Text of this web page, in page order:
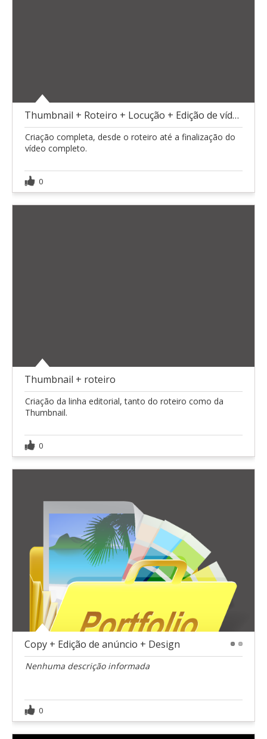
Thumbnail + Roteiro + Locução + Edição de vídeo
Criação completa, desde o roteiro até a finalização do
vídeo completo.
0
Thumbnail + roteiro
Criação da linha editorial, tanto do roteiro como da
Thumbnail.
0
Copy + Edição de anúncio + Design
Nenhuma descrição informada
0